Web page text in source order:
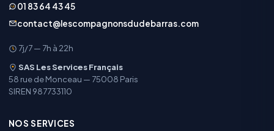
01 83 64 43 45
contact@lescompagnonsdudebarras.com
7j/7 — 7h à 22h
SAS Les Services Français
58 rue de Monceau — 75008 Paris
SIREN 987733110
NOS SERVICES